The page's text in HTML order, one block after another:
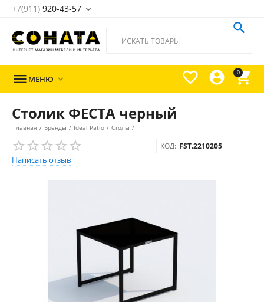
+7(911) 920-43-57 
0




 МЕНЮ 
Столик ФЕСТА черный
Главная / Бренды / Ideal Patio / Столы /
Написать отзыв
КОД: FST.2210205